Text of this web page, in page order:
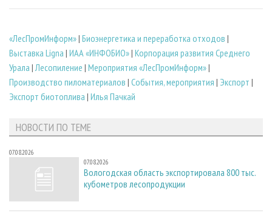
«ЛесПромИнформ»| Биoэнергетика и переработка отходов |
Выставка Ligna | ИАА «ИНФОБИО»| Корпорация развития Среднего
Урала |Лесопиление | Мероприятия «ЛесПромИнформ»|
Производство пиломатериалов | События, мероприятия | Экспорт |
Экспорт биотоплива | Илья Пачкай
НОВОСТИ ПО ТЕМЕ
07.08.2026
07.08.2026
Вологодская область экспортировала 800 тыс.
кубометров лесопродукции